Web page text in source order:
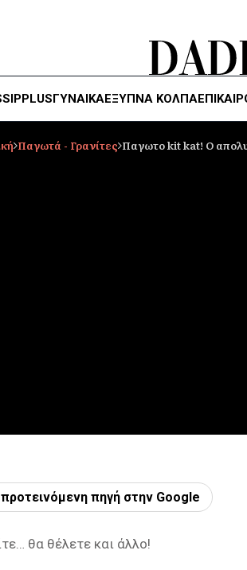
PLUSΓΥΝΑΙΚΑΈΞΥΠΝΑ ΚΌΛΠΑ
Παγωτά - Γρανίτες Παγωτο kit kat! Ο
πηγή στην Google
θα θέλετε και άλλο!